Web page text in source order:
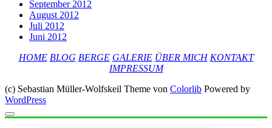
September 2012
August 2012
Juli 2012
Juni 2012
HOME BLOG BERGE GALERIE ÜBER MICH KONTAKT
IMPRESSUM
(c) Sebastian Müller-Wolfskeil Theme von Colorlib Powered by
WordPress